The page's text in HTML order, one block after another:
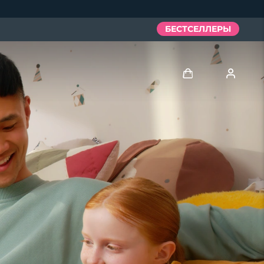
БЕСТСЕЛЛЕРЫ
Профиль пользователя
Мои приборы
Мои заказы
Мои адреса
Мои подписки